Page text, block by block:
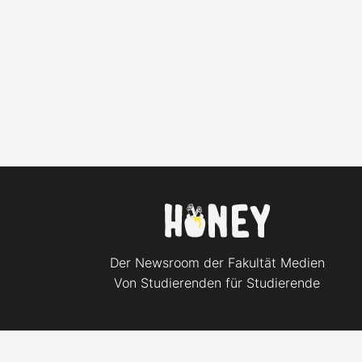
Der Newsroom der Fakultät Medien
Von Studierenden für Studierende